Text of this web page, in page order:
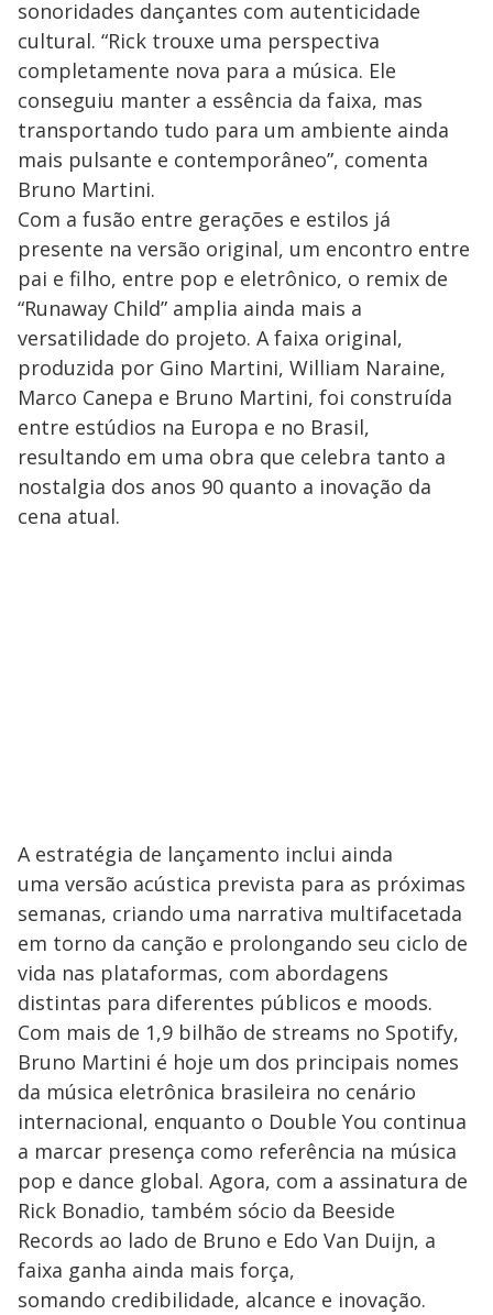
sonoridades dançantes com autenticidade
cultural. “Rick trouxe uma perspectiva
completamente nova para a música. Ele
conseguiu manter a essência da faixa, mas
transportando tudo para um ambiente ainda
mais pulsante e contemporâneo”, comenta
Bruno Martini.
Com a fusão entre gerações e estilos já
presente na versão original, um encontro entre
pai e filho, entre pop e eletrônico, o remix de
“Runaway Child” amplia ainda mais a
versatilidade do projeto. A faixa original,
produzida por Gino Martini, William Naraine,
Marco Canepa e Bruno Martini, foi construída
entre estúdios na Europa e no Brasil,
resultando em uma obra que celebra tanto a
nostalgia dos anos 90 quanto a inovação da
cena atual.
A estratégia de lançamento inclui ainda
uma versão acústica prevista para as próximas
semanas, criando uma narrativa multifacetada
em torno da canção e prolongando seu ciclo de
vida nas plataformas, com abordagens
distintas para diferentes públicos e moods.
Com mais de 1,9 bilhão de streams no Spotify,
Bruno Martini é hoje um dos principais nomes
da música eletrônica brasileira no cenário
internacional, enquanto o Double You continua
a marcar presença como referência na música
pop e dance global. Agora, com a assinatura de
Rick Bonadio, também sócio da Beeside
Records ao lado de Bruno e Edo Van Duijn, a
faixa ganha ainda mais força,
somando credibilidade, alcance e inovação.